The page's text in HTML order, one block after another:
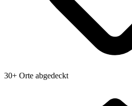
30+ Orte abgedeckt